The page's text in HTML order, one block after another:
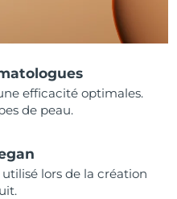
efficacité optimales.
de peau.
lors de la création